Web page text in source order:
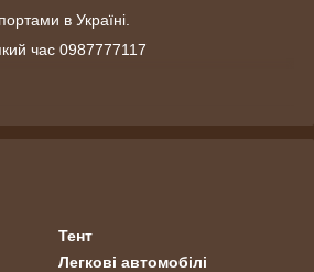
в Україні.
час 0987777117
Тент
Легкові автомобілі